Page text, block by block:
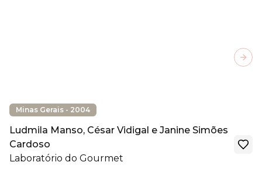
Minas Gerais - 2004
Ludmila Manso, César Vidigal e Janine Simões
Cardoso
Laboratório do Gourmet